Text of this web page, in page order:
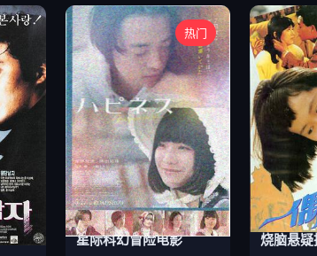
热门
星际科幻冒险电影 烧脑悬